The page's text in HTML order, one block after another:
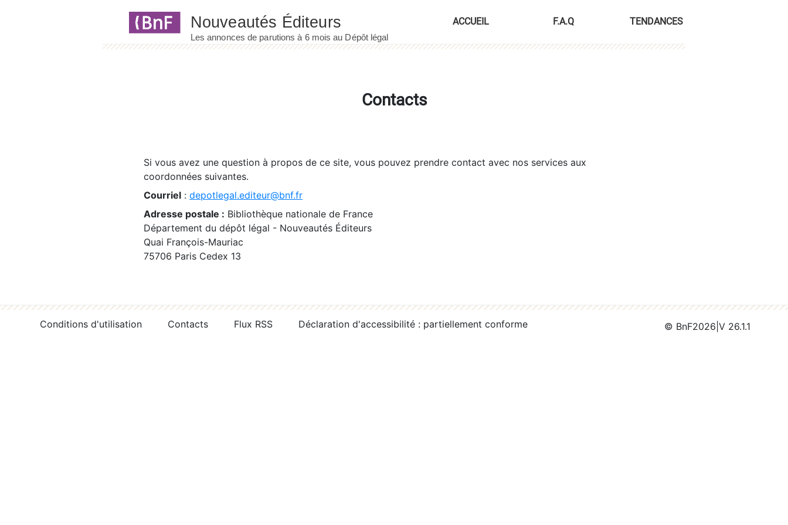
ACCUEIL F.A.Q TENDANCES
Contacts
Si vous avez une question à propos de ce site, vous pouvez prendre contact avec nos services aux
coordonnées suivantes.
Courriel : depotlegal.editeur@bnf.fr
Adresse postale : Bibliothèque nationale de France
Département du dépôt légal - Nouveautés Éditeurs
Quai François-Mauriac
75706 Paris Cedex 13
Conditions d'utilisation Contacts Flux RSS Déclaration d'accessibilité : partiellement conforme © BnF2026 V 26.1.1